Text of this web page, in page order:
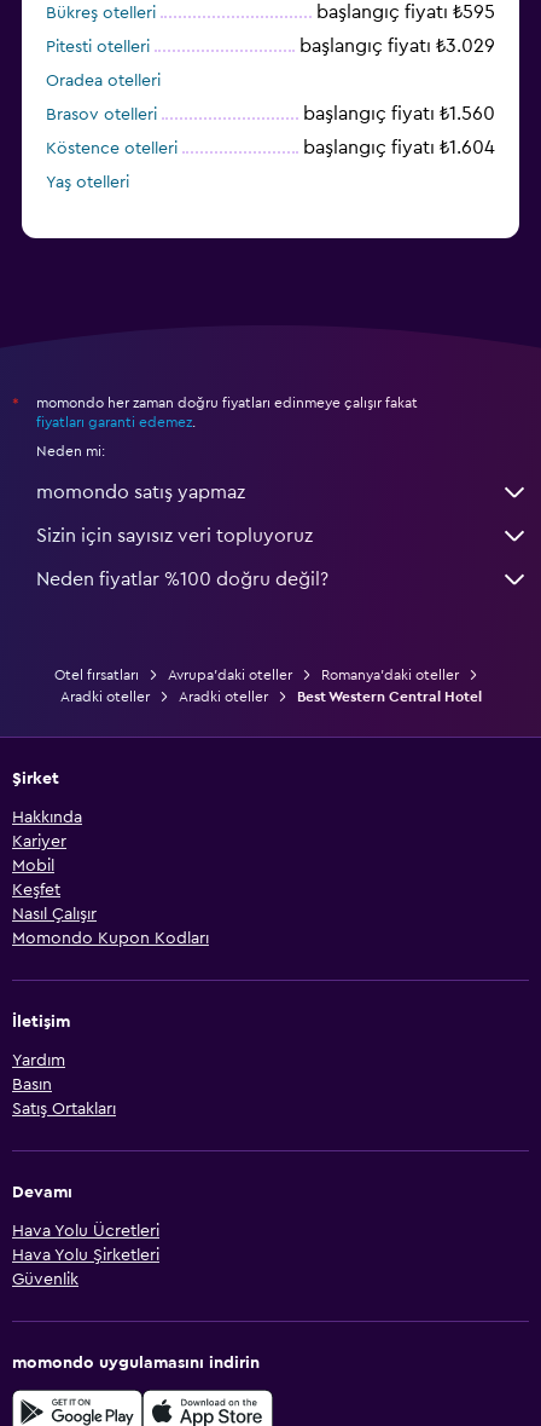
Bükreş otelleri başlangıç fiyatı ₺595
Pitesti otelleri başlangıç fiyatı ₺3.029
Oradea otelleri
Brasov otelleri
başlangıç fiyatı ₺1.560
Köstence otelleri başlangıç fiyatı ₺1.604
Yaş otelleri
*
momondo her zaman doğru fiyatları edinmeye çalışır fakat
fiyatları garanti edemez
Neden mi:
momondo satış yapmaz
Sizin için sayısız veri topluyoruz
Neden fiyatlar %100 doğru değil?
Otel fırsatları Avrupa'daki oteller
Romanya'daki oteller
Aradki oteller
Aradki oteller Best Western Central Hotel
Şirket
Hakkında
Kariyer
Mobil
Keşfet
Nasıl Çalışır
Momondo Kupon Kodları
İletişim
Yardım
Basın
Satış Ortakları
Devamı
Hava Yolu Ücretleri
Hava Yolu Şirketleri
Güvenlik
momondo uygulamasını indirin